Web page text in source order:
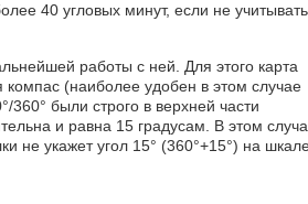
40 угловых минут, если не учитывать
работы с ней. Для этого карта
компас (наиболее удобен в этом случае
были строго в верхней части
и равна 15 градусам. В этом
не укажет угол 15° (360°+15°) на